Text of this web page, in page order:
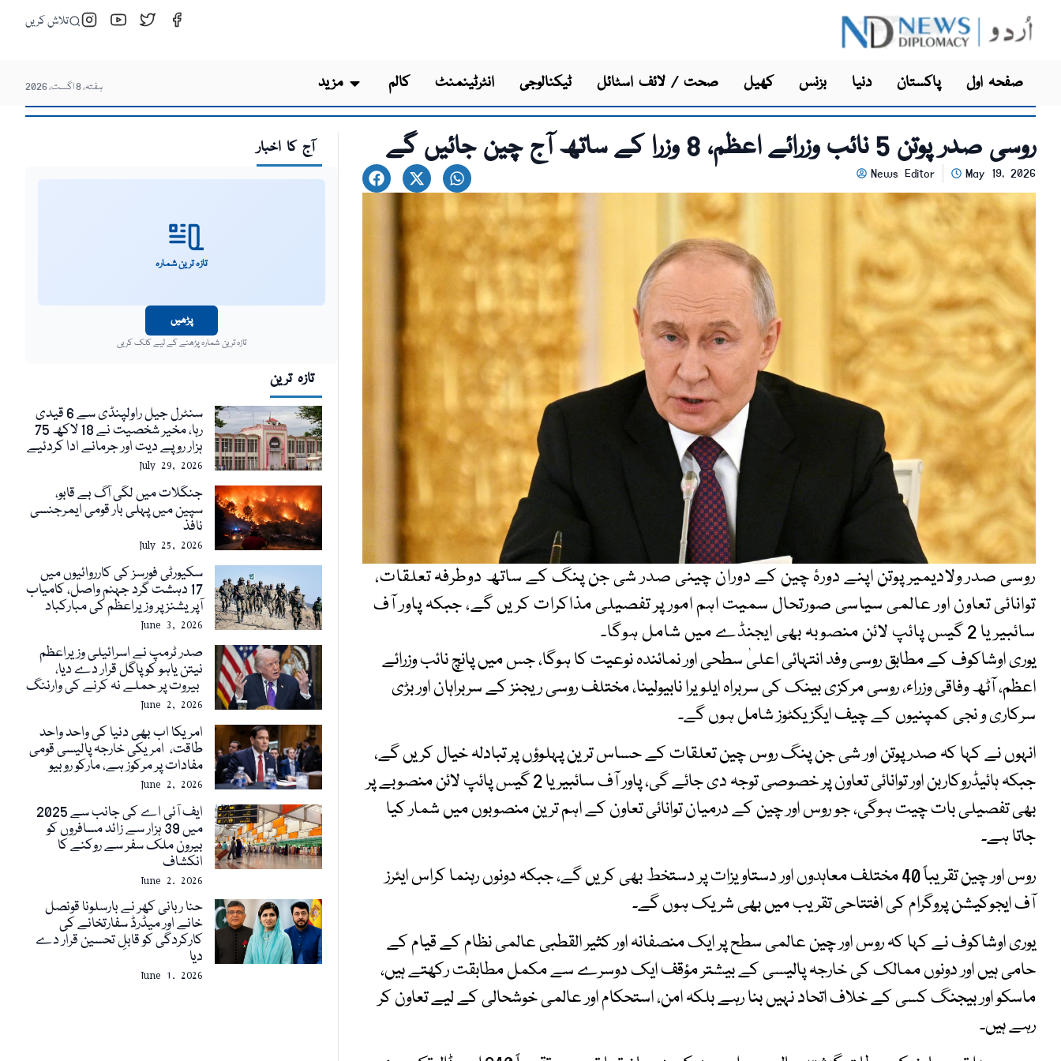
تلاش کریں
مزید کالم انٹرٹینمنٹ ٹیکنالوجی صحت / لائف اسٹائل کھیل بزنس دنیا پاکستان صفحہ اول ہفتہ، 8 اگست، 2026
آج کا اخبار
تازہ ترین شمارہ
پڑھیں
تازہ ترین شمارہ پڑھنے کے لیے کلک کریں
تازہ ترین
سنٹرل جیل راولپنڈی سے 6 قیدی
رہا، مخیر شخصیت نے 18 لاکھ 75
ہزار روپے دیت اور جرمانے ادا کردئیے
July 29, 2026
جنگلات میں لگی آگ بے قابو،
سپین میں پہلی بار قومی ایمرجنسی
نافذ
July 25, 2026
سکیورٹی فورسز کی کارروائیوں میں
17 دہشت گرد جہنم واصل، کامیاب
آپریشنز پر وزیراعظم کی مبارکباد
June 3, 2026
صدر ٹرمپ نے اسرائیلی وزیراعظم
نیتن یاہو کو پاگل قرار دے دیا،
بیروت پر حملے نہ کرنے کی وارننگ
June 2, 2026
امریکا اب بھی دنیا کی واحد واحد
طاقت، امریکی خارجہ پالیسی قومی
مفادات پر مرکوز ہے، مارکو روبیو
June 2, 2026
ایف آئی اے کی جانب سے 2025
میں 39 ہزار سے زائد مسافروں کو
بیرون ملک سفر سے روکنے کا
انکشاف
June 2, 2026
حنا ربانی کھر نے بارسلونا قونصل
خانے اور میڈرڈ سفارتخانے کی
کارکردگی کو قابلِ تحسین قرار دے
دیا
June 1, 2026
روسی صدر پوتن 5 نائب وزرائے اعظم، 8 وزرا کے ساتھ آج چین جائیں گے
News Editor May 19, 2026
روسی صدر ولادیمیر پوتن اپنے دورۂ چین کے دوران چینی صدر شی جن پنگ کے ساتھ دوطرفہ تعلقات،
توانائی تعاون اور عالمی سیاسی صورتحال سمیت اہم امور پر تفصیلی مذاکرات کریں گے، جبکہ پاور آف
سائبیریا 2 گیس پائپ لائن منصوبہ بھی ایجنڈے میں شامل ہوگا۔
یوری اوشاکوف کے مطابق روسی وفد انتہائی اعلیٰ سطحی اور نمائندہ نوعیت کا ہوگا، جس میں پانچ نائب وزرائے
اعظم، آٹھ وفاقی وزراء، روسی مرکزی بینک کی سربراہ ایلویرا نابیولینا، مختلف روسی ریجنز کے سربراہان اور بڑی
سرکاری و نجی کمپنیوں کے چیف ایگزیکٹوز شامل ہوں گے۔
انہوں نے کہا کہ صدر پوتن اور شی جن پنگ روس چین تعلقات کے حساس ترین پہلوؤں پر تبادلہ خیال کریں گے،
جبکہ ہائیڈروکاربن اور توانائی تعاون پر خصوصی توجہ دی جائے گی، پاور آف سائبیریا 2 گیس پائپ لائن منصوبے پر
بھی تفصیلی بات چیت ہوگی، جو روس اور چین کے درمیان توانائی تعاون کے اہم ترین منصوبوں میں شمار کیا
جاتا ہے۔
روس اور چین تقریباً 40 مختلف معاہدوں اور دستاویزات پر دستخط بھی کریں گے، جبکہ دونوں رہنما کراس ایئرز
آف ایجوکیشن پروگرام کی افتتاحی تقریب میں بھی شریک ہوں گے۔
یوری اوشاکوف نے کہا کہ روس اور چین عالمی سطح پر ایک منصفانہ اور کثیر القطبی عالمی نظام کے قیام کے
حامی ہیں اور دونوں ممالک کی خارجہ پالیسی کے بیشتر مؤقف ایک دوسرے سے مکمل مطابقت رکھتے ہیں،
ماسکو اور بیجنگ کسی کے خلاف اتحاد نہیں بنا رہے بلکہ امن، استحکام اور عالمی خوشحالی کے لیے تعاون کر
رہے ہیں۔